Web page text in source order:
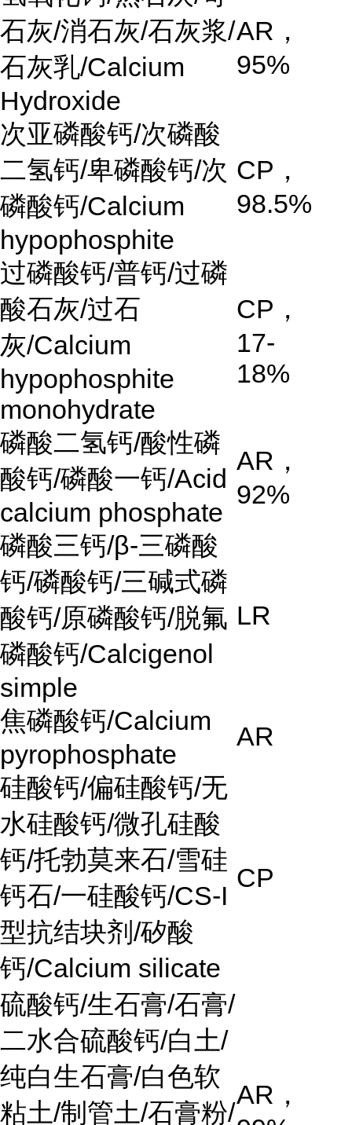
石灰/消石灰/石灰浆/
石灰乳/Calcium
Hydroxide
AR ，
95%
次亚磷酸钙/次磷酸
二氢钙/卑磷酸钙/次
磷酸钙/Calcium
hypophosphite
CP ，
98.5%
过磷酸钙/普钙/过磷
酸石灰/过石
灰/Calcium
hypophosphite
monohydrate
CP ，
17-
18%
磷酸二氢钙/酸性磷
酸钙/磷酸一钙/Acid
calcium phosphate
AR ，
92%
磷酸三钙/β-三磷酸
钙/磷酸钙/三碱式磷
酸钙/原磷酸钙/脱氟
磷酸钙/Calcigenol
simple
LR
焦磷酸钙/Calcium
pyrophosphate
AR
硅酸钙/偏硅酸钙/无
水硅酸钙/微孔硅酸
钙/托勃莫来石/雪硅
钙石/一硅酸钙/CS-I
型抗结块剂/矽酸
钙/Calcium silicate
CP
硫酸钙/生石膏/石膏/
二水合硫酸钙/白土/
纯白生石膏/白色软
粘土/制管土/石膏粉/
AR ，